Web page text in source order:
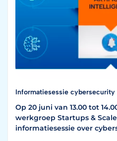
Informatiesessie
Op 20 juni van 13.00 tot
werkgroep Startups &
informatiesessie over